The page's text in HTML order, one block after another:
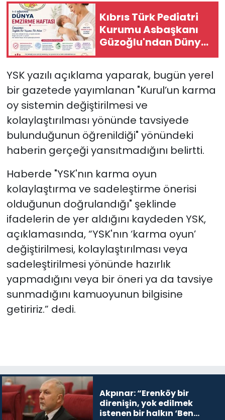
Kıbrıs Türk Pediatri
Kurumu Asbaşkanı
Güzoğlu'ndan Dünya
Emzirme Haftası
YSK yazılı açıklama yaparak, bugün yerel
bir gazetede yayımlanan "Kurul’un karma
oy sistemin değiştirilmesi ve
kolaylaştırılması yönünde tavsiyede
bulunduğunun öğrenildiği" yönündeki
haberin gerçeği yansıtmadığını belirtti.
Haberde "YSK'nın karma oyun
kolaylaştırma ve sadeleştirme önerisi
olduğunun doğrulandığı" şeklinde
ifadelerin de yer aldığını kaydeden YSK,
açıklamasında, “YSK'nın ‘karma oyun’
değiştirilmesi, kolaylaştırılması veya
sadeleştirilmesi yönünde hazırlık
yapmadığını veya bir öneri ya da tavsiye
sunmadığını kamuoyunun bilgisine
getiririz.” dedi.
Akpınar: “Erenköy bir
direnişin, yok edilmek
istenen bir halkın ‘Ben
Politika
SAĞLIK
Spor
Teknoloji
TÜRKiYE
Video Galeri
YAŞAM
Yazarlar